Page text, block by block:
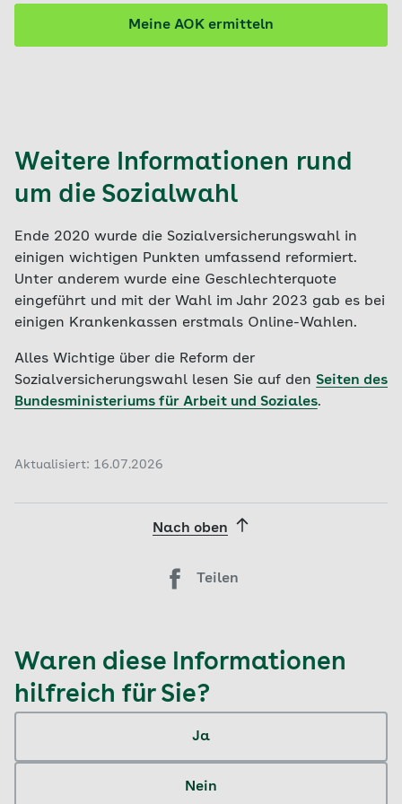
für Ihre Kandidaten. Daneben konnte bei
Krankenkassen, die an einem Modellprojekt
Stimmen, die die jeweilige Liste von den
Wählerinnen und Wählern erhalten hat.
Meine AOK ermitteln
Weitere Informationen rund
um die Sozialwahl
Ende 2020 wurde die Sozialversicherungswahl in
einigen wichtigen Punkten umfassend reformiert.
Unter anderem wurde eine Geschlechterquote
eingeführt und mit der Wahl im Jahr 2023 gab es bei
einigen Krankenkassen erstmals Online-Wahlen.
Alles Wichtige über die Reform der
Sozialversicherungswahl lesen Sie auf den Seiten des
Bundesministeriums für Arbeit und Soziales.
Aktualisiert: 16.07.2026
Nach oben
Teilen
Waren diese Informationen
hilfreich für Sie?
Ja
Nein